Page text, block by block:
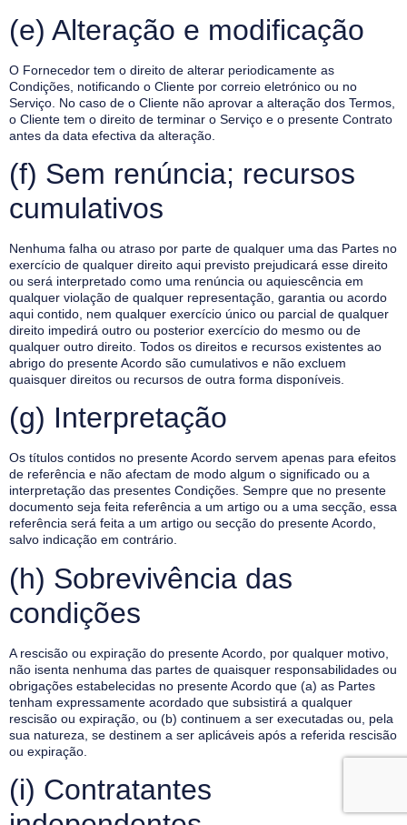
(e) Alteração e modificação
O Fornecedor tem o direito de alterar periodicamente as
Condições, notificando o Cliente por correio eletrónico ou no
Serviço. No caso de o Cliente não aprovar a alteração dos Termos,
o Cliente tem o direito de terminar o Serviço e o presente Contrato
antes da data efectiva da alteração.
(f) Sem renúncia; recursos
cumulativos
Nenhuma falha ou atraso por parte de qualquer uma das Partes no
exercício de qualquer direito aqui previsto prejudicará esse direito
ou será interpretado como uma renúncia ou aquiescência em
qualquer violação de qualquer representação, garantia ou acordo
aqui contido, nem qualquer exercício único ou parcial de qualquer
direito impedirá outro ou posterior exercício do mesmo ou de
qualquer outro direito. Todos os direitos e recursos existentes ao
abrigo do presente Acordo são cumulativos e não excluem
quaisquer direitos ou recursos de outra forma disponíveis.
(g) Interpretação
Os títulos contidos no presente Acordo servem apenas para efeitos
de referência e não afectam de modo algum o significado ou a
interpretação das presentes Condições. Sempre que no presente
documento seja feita referência a um artigo ou a uma secção, essa
referência será feita a um artigo ou secção do presente Acordo,
salvo indicação em contrário.
(h) Sobrevivência das
condições
A rescisão ou expiração do presente Acordo, por qualquer motivo,
não isenta nenhuma das partes de quaisquer responsabilidades ou
obrigações estabelecidas no presente Acordo que (a) as Partes
tenham expressamente acordado que subsistirá a qualquer
rescisão ou expiração, ou (b) continuem a ser executadas ou, pela
sua natureza, se destinem a ser aplicáveis após a referida rescisão
ou expiração.
(i) Contratantes